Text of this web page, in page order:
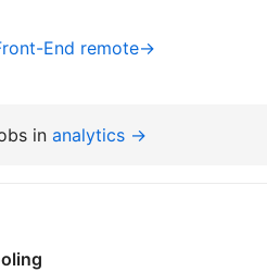
End remote→
in analytics →